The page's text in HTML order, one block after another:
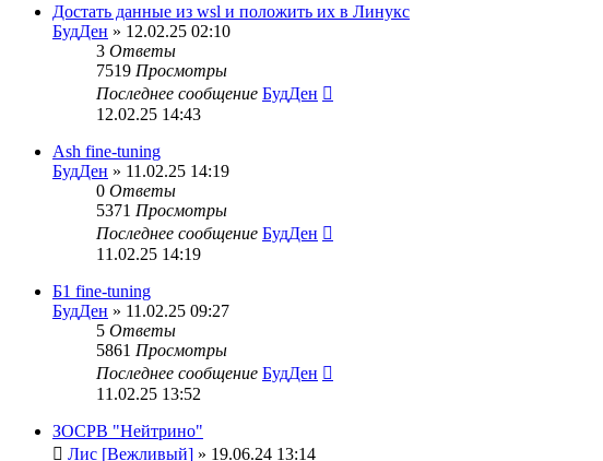
Достать данные из wsl и положить их в Линукс
БудДен » 12.02.25 02:10
3 Ответы
7519 Просмотры
Последнее сообщение БудДен
12.02.25 14:43
Ash fine-tuning
БудДен » 11.02.25 14:19
0 Ответы
5371 Просмотры
Последнее сообщение БудДен
11.02.25 14:19
Б1 fine-tuning
БудДен » 11.02.25 09:27
5 Ответы
5861 Просмотры
Последнее сообщение БудДен
11.02.25 13:52
ЗОСРВ "Нейтрино"
Лис [Вежливый] » 19.06.24 13:14